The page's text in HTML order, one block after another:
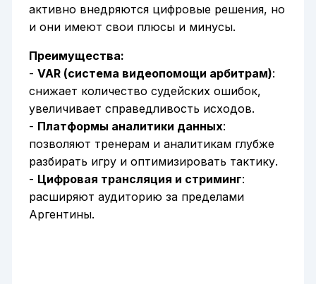
активно внедряются цифровые решения, но
и они имеют свои плюсы и минусы.
Преимущества:
- VAR (система видеопомощи арбитрам):
снижает количество судейских ошибок,
увеличивает справедливость исходов.
- Платформы аналитики данных:
позволяют тренерам и аналитикам глубже
разбирать игру и оптимизировать тактику.
- Цифровая трансляция и стриминг:
расширяют аудиторию за пределами
Аргентины.